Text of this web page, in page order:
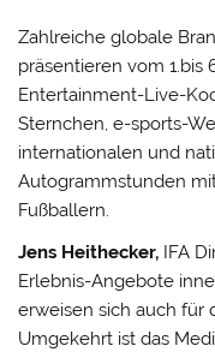
Zahlreiche globale
präsentieren vom 1.bis
Entertainment-Live-
Sternchen, e-sports-
internationalen und
Autogrammstunden
Fußballern.
Jens Heithecker, IFA
Erlebnis-Angebote
erweisen sich auch für
Umgekehrt ist das